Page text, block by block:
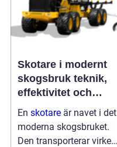
Skotare i modernt
skogsbruk teknik,
effektivitet och
hållbarhet
En skotare är navet i det
moderna skogsbruket.
Den transporterar virke